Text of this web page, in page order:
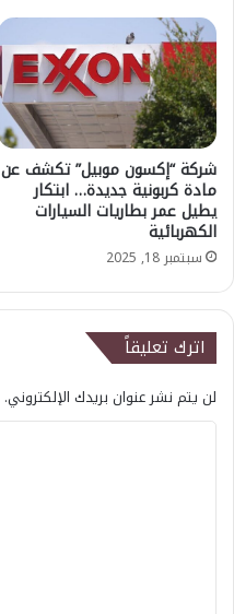
شركة “إكسون موبيل” تكشف عن
مادة كربونية جديدة… ابتكار
يطيل عمر بطاريات السيارات
الكهربائية
سبتمبر 18, 2025
اترك تعليقاً
لن يتم نشر عنوان بريدك الإلكتروني.